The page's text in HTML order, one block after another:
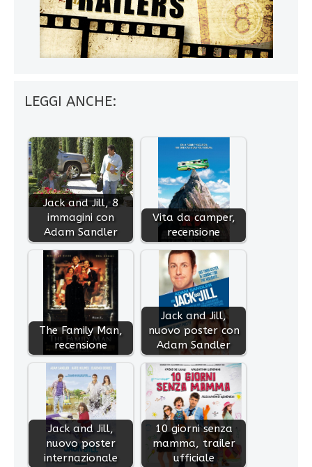
LEGGI ANCHE:
Jack and Jill, 8
immagini con
Adam Sandler
Vita da camper,
recensione
The Family Man,
recensione
Jack and Jill,
nuovo poster con
Adam Sandler
Jack and Jill,
nuovo poster
internazionale
10 giorni senza
mamma, trailer
ufficiale